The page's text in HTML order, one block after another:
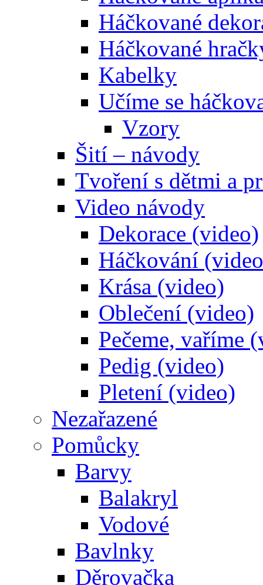
Háčkované
Háčkované
Kabelky
Učíme se
Vzory
Šití – návody
Tvoření s dětmi a
Video návody
Dekorace (video)
Háčkování
Krása (video)
Oblečení (video)
Pečeme, vaříme
Pedig (video)
Pletení (video)
Nezařazené
Pomůcky
Barvy
Balakryl
Vodové
Bavlnky
Děrovačka